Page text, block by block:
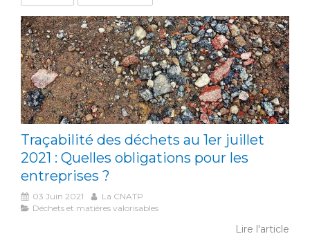
Traçabilité des déchets au 1er juillet
2021 : Quelles obligations pour les
entreprises ?
03 Juin 2021
La CNATP
Déchets et matières valorisables
Lire l'article